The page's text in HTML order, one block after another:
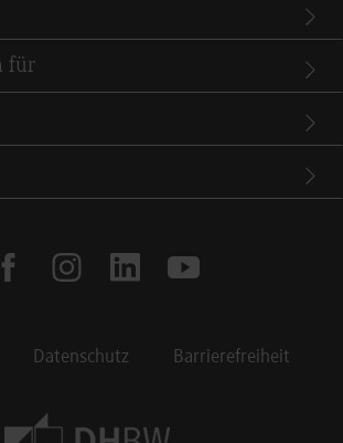
für
facebookinstagramlinkedinyoutube
Datenschutz Barrierefreiheit